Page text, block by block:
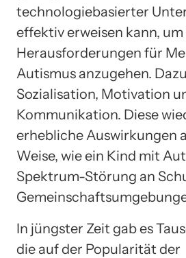
technologiebasierter
effektiv erweisen kann,
Herausforderungen für
Autismus anzugehen.
Sozialisation, Motivation
Kommunikation. Diese
erhebliche Auswirkungen
Weise, wie ein Kind mit
Spektrum-Störung an
In jüngster Zeit gab es
die auf der Popularität der